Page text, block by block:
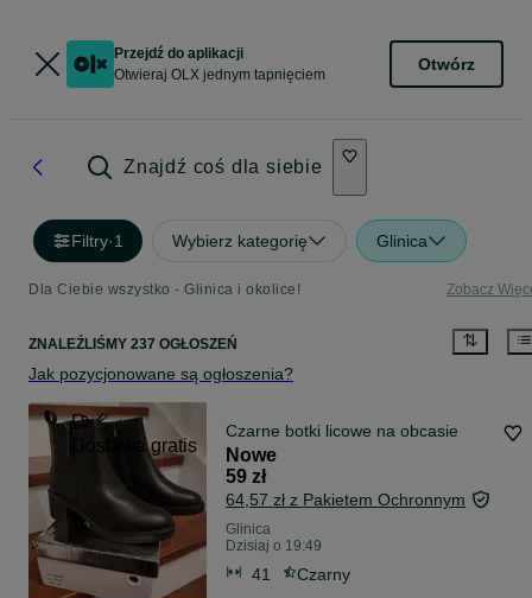
Przejdź do aplikacji
Otwieraj OLX jednym tapnięciem
Otwórz
Znajdź coś dla siebie
Filtry·1 Wybierz kategorię Glinica
Dla Ciebie wszystko - Glinica i okolice! Zobacz
ZNALEŹLIŚMY 237 OGŁOSZEŃ
Jak pozycjonowane są ogłoszenia?
Dostawa gratis
Czarne botki licowe na obcasie
Nowe
59 zł
64,57 zł z Pakietem Ochronnym
Glinica
Dzisiaj o 19:49
41 Czarny